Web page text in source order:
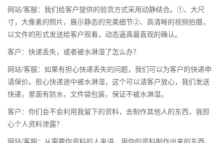
网站/客服：我们给客户提供的验货方式采用动静结合。①、大尺
寸，大像素的照片，展示静态的完美细节②、高清晰的视频拍摄，
以文件的形式发送给客户观看，动态逼真最直观的确认。
客户：快递丢失，或者被水淋湿了怎么办？
网站/客服：如果有担心快递丢失的问题，我们可以为客户的快递申
请保价。担心快递途中被水淋湿，这个可以请客户放心，我们发送
快递，里面有防水，文件袋包装，保证不被水淋湿。
客户：你们会不会利用我留下的资料，去制作其他人的东西，我担
心个人资料泄露？
网站/客服：从需要你资料的人来讲，用你的资料制作出来的东西，